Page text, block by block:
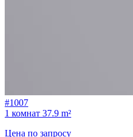
#1007
1 комнат 37.9 m²
Цена по запросу